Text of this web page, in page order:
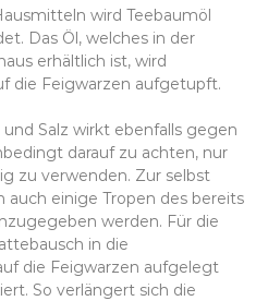
wird Teebaumöl
Das Öl, welches in der
erhältlich ist, wird
die Feigwarzen aufgetupft.
Salz wirkt ebenfalls gegen
darauf zu achten, nur
zu verwenden. Zur selbst
auch einige Tropen des bereits
werden. Für die
in die
die Feigwarzen aufgelegt
So verlängert sich die